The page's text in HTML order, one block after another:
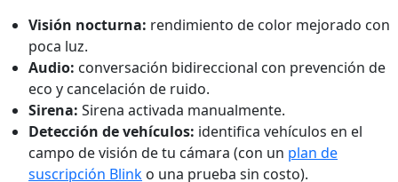
Visión nocturna: rendimiento de color mejorado con
poca luz.
Audio: conversación bidireccional con prevención de
eco y cancelación de ruido.
Sirena: Sirena activada manualmente.
Detección de vehículos: identifica vehículos en el
campo de visión de tu cámara (con un plan de
suscripción Blink o una prueba sin costo).